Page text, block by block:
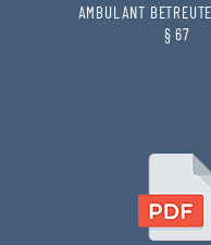
AMBULANT
§ 67